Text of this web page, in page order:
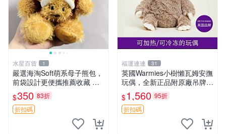
水星百貨 1
嚴選海淘Soft萌系母子熊包，
前袋設計更便攜推薦收藏 母
子熊 軟綿綿 包包
$350 83折
折扣碼
福運連連 31
英國Warmies小樹懶瓦姆安撫
玩偶，全新正品附原廠吊牌與
防塵袋，內藏薰衣草可加熱，
適合各個年齡層，冷暖兩用享
受抱抱樂趣，不容錯過嚴選好
$1,560 95折
折扣碼